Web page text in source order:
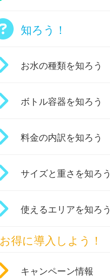
知ろう！
お水の種類を知ろう
ボトル容器を知ろう
料金の内訳を知ろう
サイズと重さを知ろう
使えるエリアを知ろう
お得に導入しよう！
キャンペーン情報